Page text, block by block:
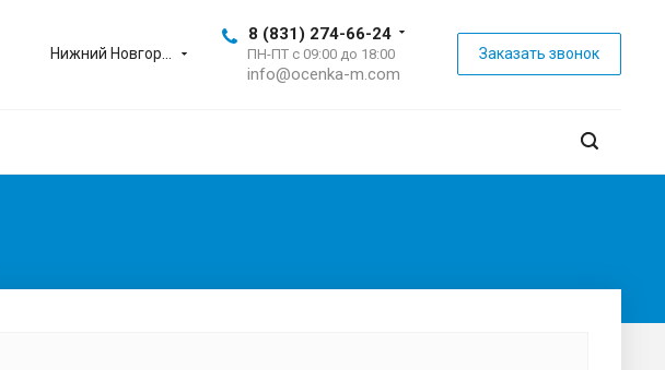
Нижний Новгород
8 (831) 274-66-24
ПН-ПТ с 09:00 до 18:00
info@ocenka-m.com
Заказать звонок